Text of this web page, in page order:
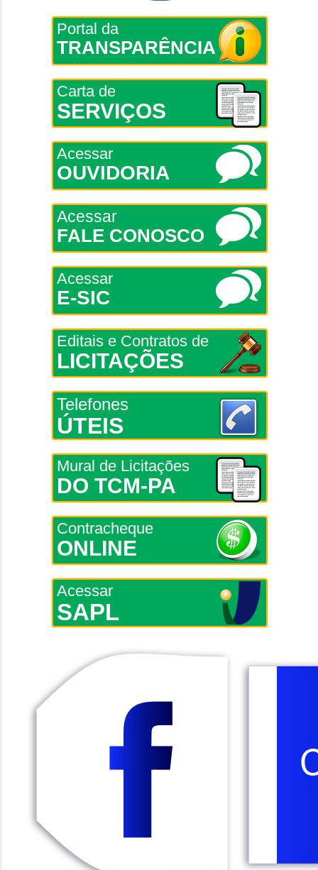
Portal da
TRANSPARÊNCIA
Carta de
SERVIÇOS
Acessar
OUVIDORIA
Acessar
FALE CONOSCO
Acessar
E-SIC
Editais e Contratos de
LICITAÇÕES
Telefones
ÚTEIS
Mural de Licitações
DO TCM-PA
Contracheque
ONLINE
Acessar
SAPL